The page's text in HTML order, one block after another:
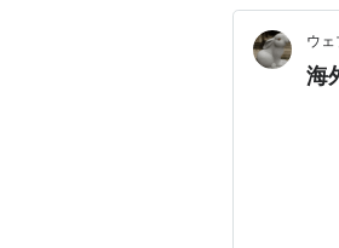
ウ
海